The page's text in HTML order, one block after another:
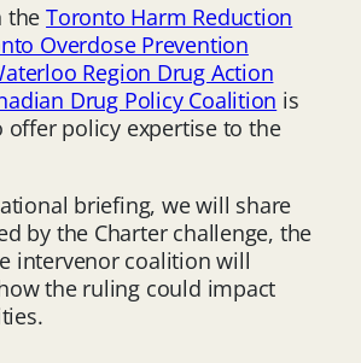
theToronto Harm Reduction
Overdose Prevention
Region Drug Action
Drug Policy Coalition is
offer policy expertise to the
briefing, we will share
by the Charter challenge, the
intervenor coalition will
the ruling could impact